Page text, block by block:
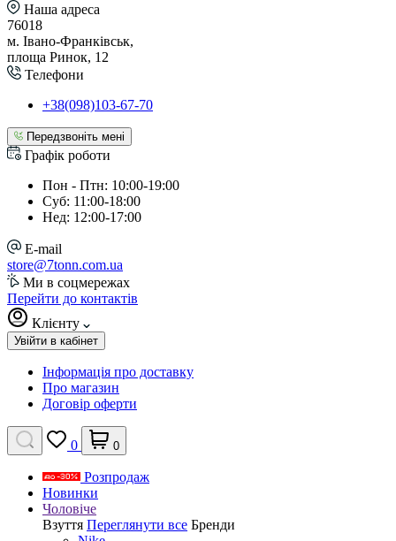
Наша адреса
76018
м. Івано-Франківськ,
площа Ринок, 12
Телефони
+38(098)103-67-70
Передзвоніть мені
Графік роботи
Пон - Птн: 10:00-19:00
Суб: 11:00-18:00
Нед: 12:00-17:00
E-mail
store@7tonn.com.ua
Ми в соцмережах
Перейти до контактів
Клієнту
Увійти в кабінет
Інформація про доставку
Про магазин
Договір оферти
0 0
Розпродаж
Новинки
Чоловіче
Взуття Переглянути все Бренди